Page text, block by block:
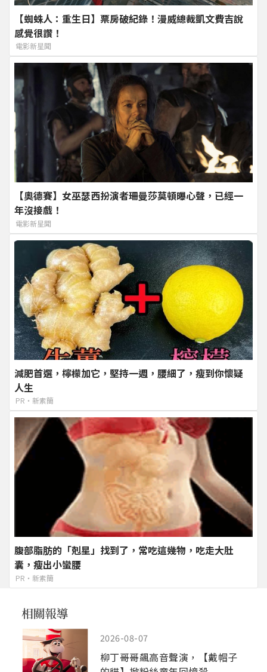
【蜘蛛人：重生日】票房破紀錄！漫威總裁凱文費吉說
感覺很讚！
電影新星聞
【奧德賽】女巫瑟西扮演者珊曼莎莫頓曝心聲，已經一
年沒接戲！
電影新星聞
減肥首選，檸檬加它，堅持一週，腰細了，瘦到你懷疑
人生
PR・新素簡
腹部脂肪的「剋星」找到了，常吃這幾物，吃走大肚
囊，瘦出小蠻腰
PR・新素簡
2026-08-07
柳丁哥哥飆高音聲演，【戴帽子